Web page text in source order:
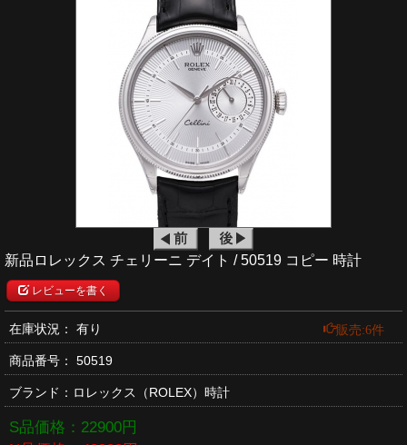
新品ロレックス チェリーニ デイト / 50519 コピー 時計
レビューを書く
在庫状況： 有り 販売:6件
商品番号： 50519
ブランド： ロレックス （ROLEX）時計
S品価格： 22900円